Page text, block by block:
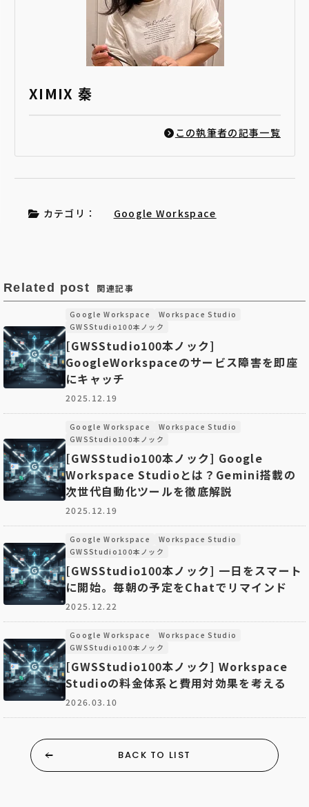
XIMIX 秦
この執筆者の記事一覧
カテゴリ： Google Workspace
Related post 関連記事
Google Workspace
Workspace Studio
GWSStudio100本ノック
[GWSStudio100本ノック]
GoogleWorkspaceのサービス障害を即座
にキャッチ
2025.12.19
Google Workspace
Workspace Studio
GWSStudio100本ノック
[GWSStudio100本ノック] Google
Workspace Studioとは？Gemini搭載の
次世代自動化ツールを徹底解説
2025.12.19
Google Workspace
Workspace Studio
GWSStudio100本ノック
[GWSStudio100本ノック] 一日をスマート
に開始。毎朝の予定をChatでリマインド
2025.12.22
Google Workspace
Workspace Studio
GWSStudio100本ノック
[GWSStudio100本ノック] Workspace
Studioの料金体系と費用対効果を考える
2026.03.10
BACK TO LIST